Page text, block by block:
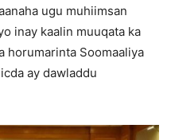
ugu muhiimsan
inay kaalin muuqata ka
horumarinta Soomaaliya
ay dawladdu